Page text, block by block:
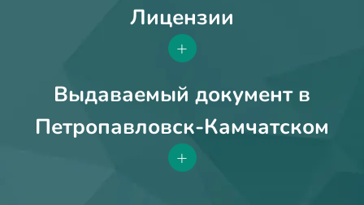
Лицензии
+
Выдаваемый документ в
Петропавловск-Камчатском
+